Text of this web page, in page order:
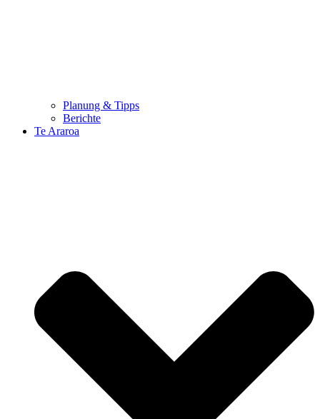
Planung & Tipps
Berichte
Te Araroa